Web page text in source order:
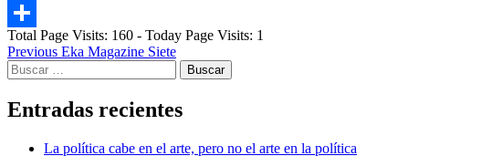
Email
Compartir
Total Page Visits: 160 - Today Page Visits: 1
Post
navigation
Previous Eka Magazine Siete
Buscar:
Entradas recientes
La política cabe en el arte, pero no el arte en la política